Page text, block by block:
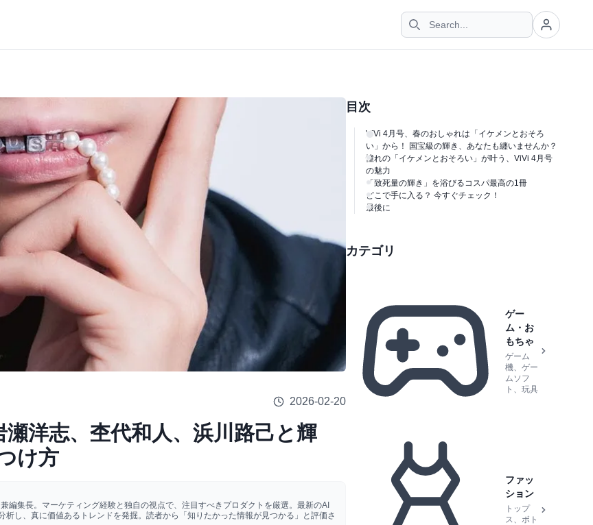
2026-02-20
瀬洋志、杢代和人、浜川路己と輝
け方
編集長。マーケティング経験と独自の視点で、注目すべきプロダクトを厳選。最新のAI
し、真に価値あるトレンドを発掘。読者から「知りたかった情報が見つかる」と評価さ
目次
ViVi 4月号、春のおしゃれは「イケメンとおそろ
い」から！ 国宝級の輝き、あなたも纏いませんか？
憧れの「イケメンとおそろい」が叶う、ViVi 4月号
の魅力
「致死量の輝き」を浴びるコスパ最高の1冊
どこで手に入る？ 今すぐチェック！
最後に
カテゴリ
ゲー
ム・お
もちゃ
ゲーム
機、ゲー
ムソフ
ト、玩具
ファッ
ション
トップ
ス、ボト